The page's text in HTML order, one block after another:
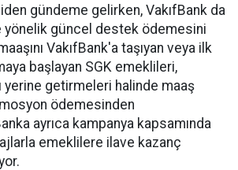
gündeme gelirken, VakıfBank da
yönelik güncel destek ödemesini
VakıfBank'a taşıyan veya ilk
başlayan SGK emeklileri,
yerine getirmeleri halinde maaş
ödemesinden
ayrıca kampanya kapsamında
emeklilere ilave kazanç